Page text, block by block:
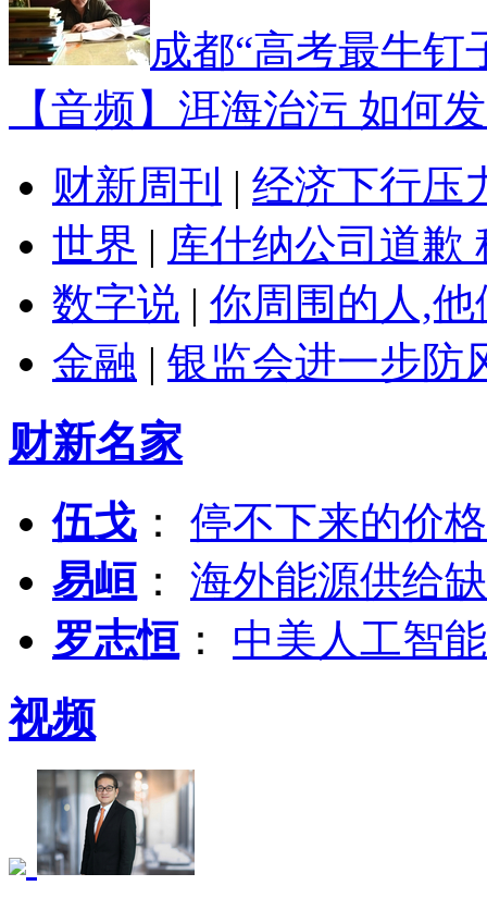
成都“高考最牛钉
【音频】洱海治污 如何
财新周刊 | 经济下行压
世界 | 库什纳公司道歉
数字说 | 你周围的人,
金融 | 银监会进一步防
财新名家
伍戈 ： 停不下来的价
易峘 ： 海外能源供给
罗志恒 ： 中美人工智
视频